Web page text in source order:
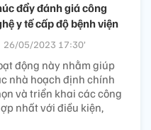
đẩy đánh giá công
y tế cấp độ bệnh viện
26/05/2023 17:30’
động này nhằm giúp
nhà hoạch định chính
và triển khai các công
nhất với điều kiện,